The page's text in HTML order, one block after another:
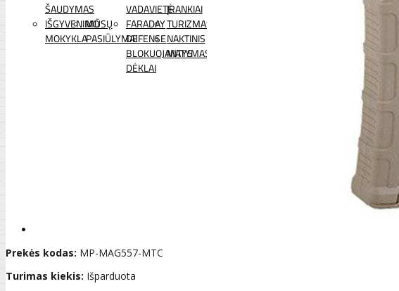
ŠAUDYMAS
VADAVIETĖĮRANKIAI
IŠGYVENIMO
MOKYKLA
MŪSŲ
PASIŪLYMAI
FARADAY
DEFENSE
BLOKUOJANTYS
DĖKLAI
TURIZMAS
NAKTINIS
MATYMAS
Prekės kodas: MP-MAG557-MTC
Turimas kiekis: Išparduota